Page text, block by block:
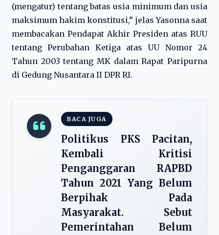
(mengatur) tentang batas usia minimum dan usia
maksimum hakim konstitusi,” jelas Yasonna saat
membacakan Pendapat Akhir Presiden atas RUU
tentang Perubahan Ketiga atas UU Nomor 24
Tahun 2003 tentang MK dalam Rapat Paripurna
di Gedung Nusantara II DPR RI.
BACA JUGA
Politikus PKS Pacitan,
Kembali Kritisi
Penganggaran RAPBD
Tahun 2021 Yang Belum
Berpihak Pada
Masyarakat. Sebut
Pemerintahan Belum